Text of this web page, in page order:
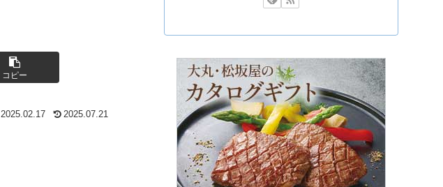
コピー
2025.02.17 2025.07.21